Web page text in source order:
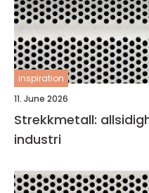
inspiration
11. June 2026
Strekkmetall:
industri